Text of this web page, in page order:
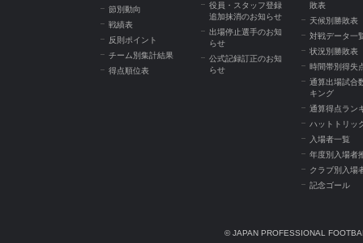
節別動向
戦績表
反則ポイント
チーム別集計結果
得点順位表
役員・スタッフ登録
追加抹消のお知らせ
出場停止選手のお知
らせ
公式記録訂正のお知
らせ
敗表
天候別勝敗表
対戦データ一
状況別勝敗表
時間帯別得失
通算出場試合
キング
通算得点ラン
ハットトリッ
入場者一覧
年度別入場者
クラブ別入場
記念ゴール
© JAPAN PROFESSIONAL